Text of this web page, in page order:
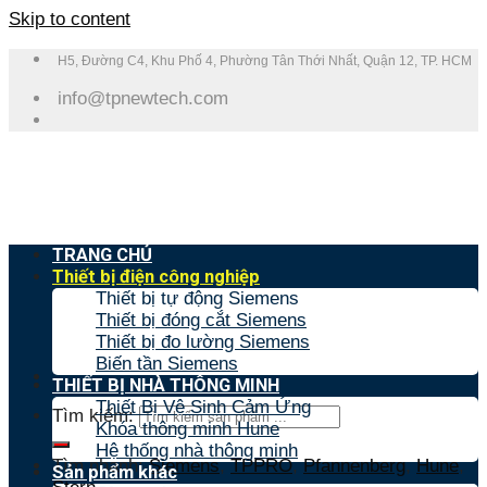
Skip to content
H5, Đường C4, Khu Phố 4, Phường Tân Thới Nhất, Quận 12, TP. HCM
info@tpnewtech.com
Tìm kiếm:
Tìm nhanh:Siemens,TPPRO,Pfannenberg,Hune,
TRANG CHỦ
Thiết bị điện công nghiệp
Thiết bị tự động Siemens
Thiết bị đóng cắt Siemens
Thiết bị đo lường Siemens
Biến tần Siemens
THIẾT BỊ NHÀ THÔNG MINH
Thiết Bị Vệ Sinh Cảm Ứng
Khóa thông minh Hune
Hệ thống nhà thông minh
Sản phẩm khác